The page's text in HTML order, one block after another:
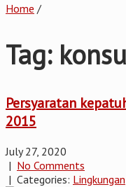
Home /
Tag:
Persyaratan
2015
July 27, 2020
| No Comments
| Categories: Lingkungan